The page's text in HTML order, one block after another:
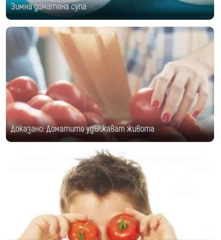
Зимна доматена супа
Доказано: Доматите удължават живота